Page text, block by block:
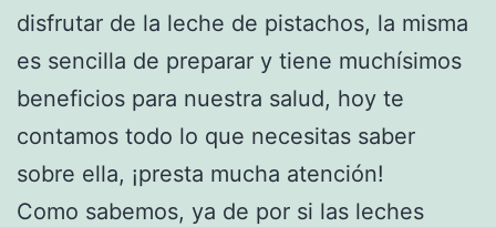
disfrutar de la leche de pistachos, la misma
es sencilla de preparar y tiene muchísimos
beneficios para nuestra salud, hoy te
contamos todo lo que necesitas saber
sobre ella, ¡presta mucha atención!
Como sabemos, ya de por si las leches